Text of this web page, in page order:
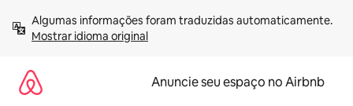
para
Mostrar idioma original
Anuncie seu espaço no Airbnb